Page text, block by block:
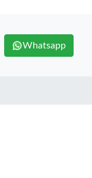
Whatsapp